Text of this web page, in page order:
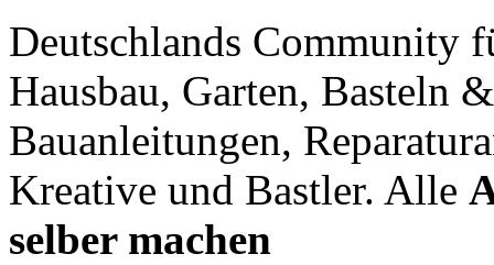
Deutschlands Community
Hausbau, Garten, Basteln
Bauanleitungen,
Kreative und Bastler. Alle
selber machen